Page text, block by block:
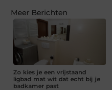
Meer Berichten
Zo kies je een vrijstaand
ligbad mat wit dat echt bij je
badkamer past